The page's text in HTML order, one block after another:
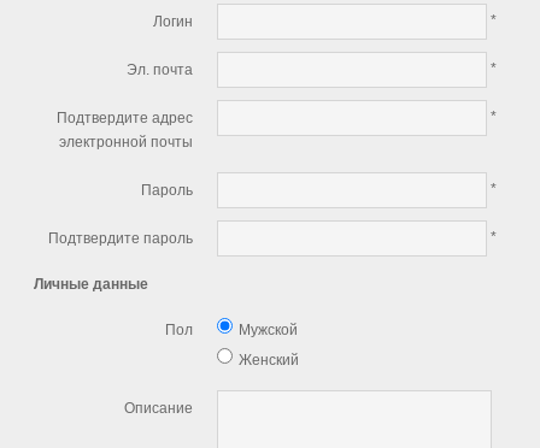
Экспо
Логин *
Эл. почта *
Подтвердите адрес
электронной почты
*
Пароль *
Подтвердите пароль *
Личные данные
Пол
Мужской
Женский
Описание